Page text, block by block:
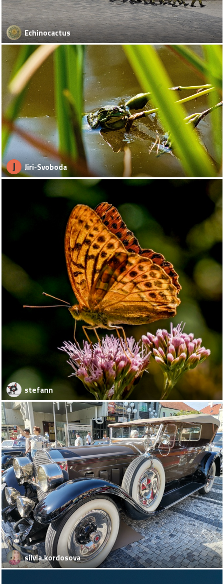
Echinocactus
J Jiri-Svoboda
stefann
silvia.kordosova